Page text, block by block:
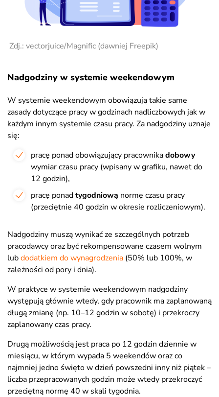
Zdj.: vectorjuice/Magnific (dawniej Freepik)
Nadgodziny w systemie weekendowym
W systemie weekendowym obowiązują takie same
zasady dotyczące pracy w godzinach nadliczbowych jak w
każdym innym systemie czasu pracy. Za nadgodziny uznaje
się:
pracę ponad obowiązujący pracownikadobowy
wymiar czasu pracy (wpisany w grafiku, nawet do
12 godzin),
pracę ponadtygodniową normę czasu pracy
(przeciętnie 40 godzin w okresie rozliczeniowym).
Nadgodziny muszą wynikać ze szczególnych potrzeb
pracodawcy oraz być rekompensowane czasem wolnym
lubdodatkiem do wynagrodzenia (50% lub 100%, w
zależności od pory i dnia).
W praktyce w systemie weekendowym nadgodziny
występują głównie wtedy, gdy pracownik ma zaplanowaną
długą zmianę (np. 10–12 godzin w sobotę) i przekroczy
zaplanowany czas pracy.
Drugą możliwością jest praca po 12 godzin dziennie w
miesiącu, w którym wypada 5 weekendów oraz co
najmniej jedno święto w dzień powszedni inny niż piątek –
liczba przepracowanych godzin może wtedy przekroczyć
przeciętną normę 40 w skali tygodnia.